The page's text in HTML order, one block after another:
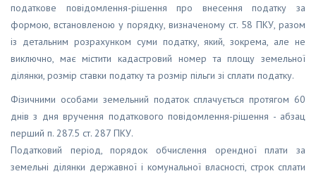
податкове повідомлення-рішення про внесення податку за
формою, встановленою у порядку, визначеному ст. 58 ПКУ, разом
із детальним розрахунком суми податку, який, зокрема, але не
виключно, має містити кадастровий номер та площу земельної
ділянки, розмір ставки податку та розмір пільги зі сплати податку.
Фізичними особами земельний податок сплачується протягом 60
днів з дня вручення податкового повідомлення-рішення - абзац
перший п. 287.5 ст. 287 ПКУ.
Податковий період, порядок обчислення орендної плати за
земельні ділянки державної і комунальної власності, строк сплати